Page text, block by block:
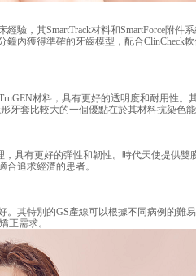
，其SmartTrack材料和SmartForce附件
內獲得準確的牙齒模型，配合ClinCheck
材料，具有更好的透明度和耐用性。
牙套比較大的一個優點在於其材料抗染色
具有更好的彈性和韌性。時代天使提供雙
追求經濟的患者。
其特別的GS產線可以根據不同病例的難
正需求。